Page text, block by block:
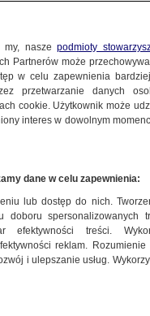
my, naszepodmioty
Partnerów może
w celu zapewnienia
przetwarzanie danych
cookie. Użytkownik może
interes w dowolnym
dane w celu zapewnienia:
lub dostęp do nich.
doboru spersonalizowanych
efektywności treści.
reklam.
i ulepszanie usług.